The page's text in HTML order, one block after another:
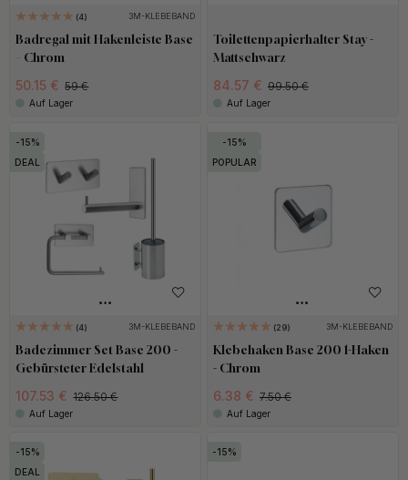
4 3M-KLEBEBAND
Badregal mit Hakenleiste Base
– Chrom
50.15 € 59 €
Auf Lager
Toilettenpapierhalter Stay -
Mattschwarz
84.57 € 99.50 €
Auf Lager
15
DEAL
4 3M-KLEBEBAND
Badezimmer Set Base 200 -
Gebürsteter Edelstahl
107.53 € 126.50 €
Auf Lager
15
POPULAR
29 3M-KLEBEBAND
Klebehaken Base 200 1-Haken
- Chrom
6.38 € 7.50 €
Auf Lager
15
DEAL
15